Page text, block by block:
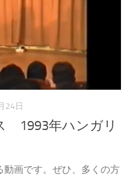
24日
1993年ハンガリ
画です。ぜひ、多くの方